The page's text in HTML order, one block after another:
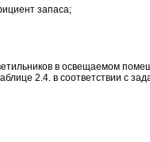
запаса;
в освещаемом
2.4. в соответствии с